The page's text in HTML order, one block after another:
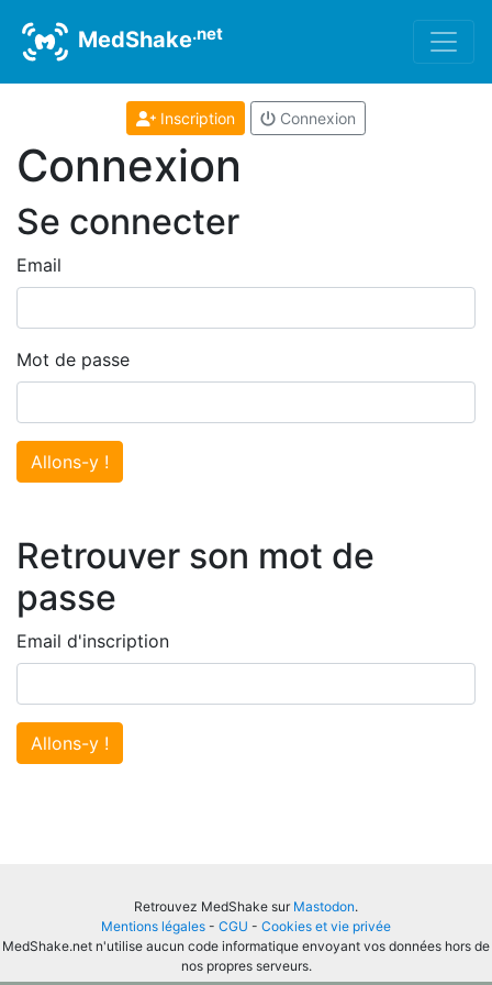
MedShake.net
Inscription Connexion
Connexion
Se connecter
Email
Mot de passe
Allons-y !
Retrouver son mot de
passe
Email d'inscription
Allons-y !
Retrouvez MedShake sur Mastodon.
Mentions légales - CGU - Cookies et vie privée
MedShake.net n'utilise aucun code informatique envoyant vos données hors de
nos propres serveurs.